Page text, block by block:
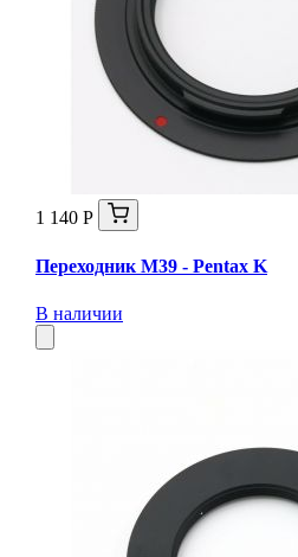
1 140 Р
Переходник M39 - Pentax K
В наличии